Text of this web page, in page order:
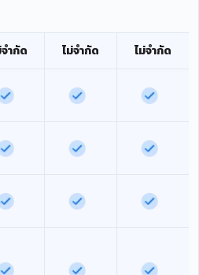
ำกัด ไม่จำกัด ไม่จำกัด